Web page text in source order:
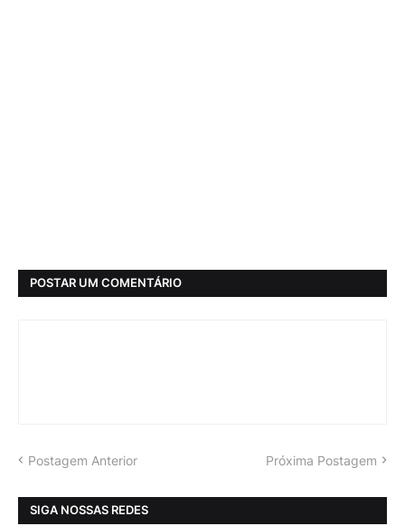
POSTAR UM COMENTÁRIO
Postagem Anterior Próxima Postagem
SIGA NOSSAS REDES